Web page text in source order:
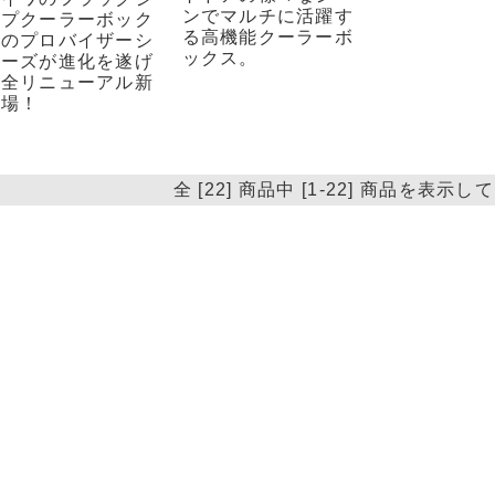
クーラーボック
プロバイザーシ
ズが進化を遂げ
リニューアル新
！
ンでマルチに活躍す
る高機能クーラーボ
ックス。
全 [22] 商品中 [1-22] 商品を表示して